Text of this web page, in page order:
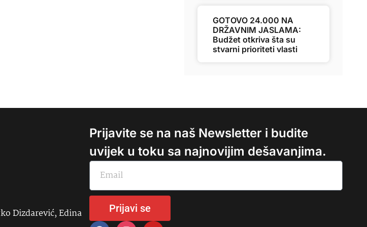
GOTOVO 24.000 NA
DRŽAVNIM JASLAMA:
Budžet otkriva šta su
stvarni prioriteti vlasti
Dizdarević, Edina
Prijavite se na naš Newsletter i budite
uvijek u toku sa najnovijim dešavanjima.
Prijavi se